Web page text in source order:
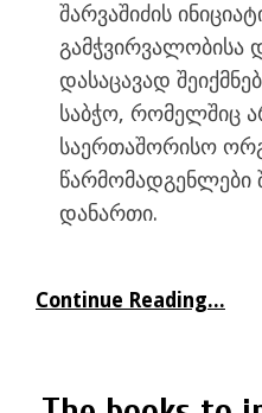
შარვაშიძის
გამჭვირვალობისა
დასაცავად
საბჭო, რომელშიც
საერთაშორისო
წარმომადგენლები
დანართი.
Continue Reading...